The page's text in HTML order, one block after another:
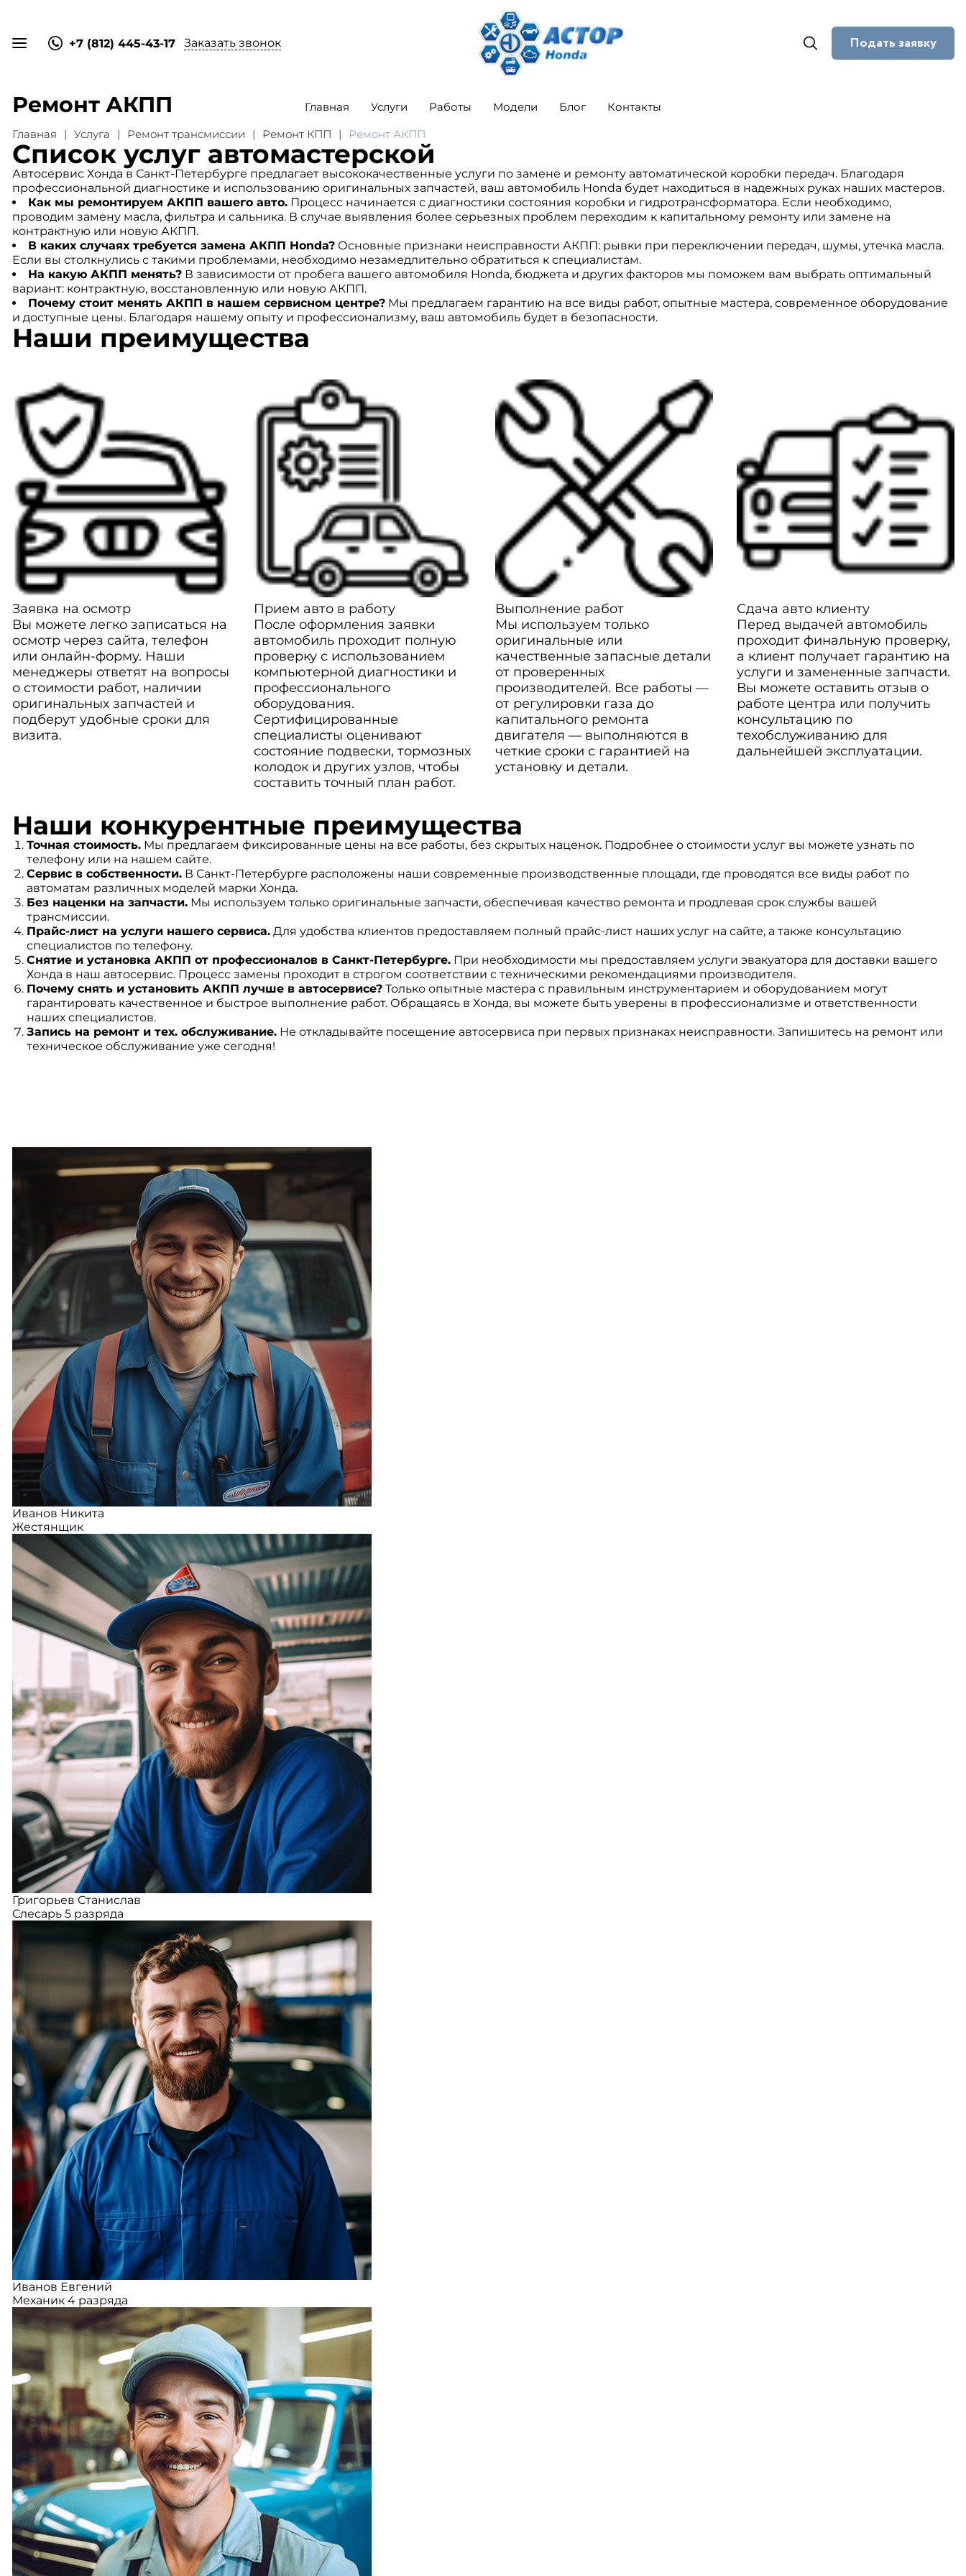
+7 (812) 445-43-17 Заказать звонок Подать заявку
Главная Услуги Работы Модели Блог Контакты
Ремонт АКПП
Главная Услуга Ремонт трансмиссии Ремонт КПП Ремонт АКПП
Список услуг автомастерской
Автосервис Хонда в Санкт-Петербурге предлагает высококачественные услуги по замене и ремонту автоматической коробки передач. Благодаря
профессиональной диагностике и использованию оригинальных запчастей, ваш автомобиль Honda будет находиться в надежных руках наших мастеров.
Как мы ремонтируем АКПП вашего авто.Процесс начинается с диагностики состояния коробки и гидротрансформатора. Если необходимо,
проводим замену масла, фильтра и сальника. В случае выявления более серьезных проблем переходим к капитальному ремонту или замене на
контрактную или новую АКПП.
В каких случаях требуется замена АКПП Honda?Основные признаки неисправности АКПП: рывки при переключении передач, шумы, утечка масла.
Если вы столкнулись с такими проблемами, необходимо незамедлительно обратиться к специалистам.
На какую АКПП менять?В зависимости от пробега вашего автомобиля Honda, бюджета и других факторов мы поможем вам выбрать оптимальный
вариант: контрактную, восстановленную или новую АКПП.
Почему стоит менять АКПП в нашем сервисном центре?Мы предлагаем гарантию на все виды работ, опытные мастера, современное оборудование
и доступные цены. Благодаря нашему опыту и профессионализму, ваш автомобиль будет в безопасности.
Наши преимущества
Заявка на осмотр
Вы можете легко записаться на
осмотр через сайта, телефон
или онлайн-форму. Наши
менеджеры ответят на вопросы
о стоимости работ, наличии
оригинальных запчастей и
подберут удобные сроки для
визита.
Прием авто в работу
После оформления заявки
автомобиль проходит полную
проверку с использованием
компьютерной диагностики и
профессионального
оборудования.
Сертифицированные
специалисты оценивают
состояние подвески, тормозных
колодок и других узлов, чтобы
составить точный план работ.
Выполнение работ
Мы используем только
оригинальные или
качественные запасные детали
от проверенных
производителей. Все работы —
от регулировки газа до
капитального ремонта
двигателя — выполняются в
четкие сроки с гарантией на
установку и детали.
Сдача авто клиенту
Перед выдачей автомобиль
проходит финальную проверку,
а клиент получает гарантию на
услуги и замененные запчасти.
Вы можете оставить отзыв о
работе центра или получить
консультацию по
техобслуживанию для
дальнейшей эксплуатации.
Наши конкурентные преимущества
Точная стоимость.Мы предлагаем фиксированные цены на все работы, без скрытых наценок. Подробнее о стоимости услуг вы можете узнать по
телефону или на нашем сайте.
Сервис в собственности.В Санкт-Петербурге расположены наши современные производственные площади, где проводятся все виды работ по
автоматам различных моделей марки Хонда.
Без наценки на запчасти.Мы используем только оригинальные запчасти, обеспечивая качество ремонта и продлевая срок службы вашей
трансмиссии.
Прайс-лист на услуги нашего сервиса.Для удобства клиентов предоставляем полный прайс-лист наших услуг на сайте, а также консультацию
специалистов по телефону.
Снятие и установка АКПП от профессионалов в Санкт-Петербурге.При необходимости мы предоставляем услуги эвакуатора для доставки вашего
Хонда в наш автосервис. Процесс замены проходит в строгом соответствии с техническими рекомендациями производителя.
Почему снять и установить АКПП лучше в автосервисе?Только опытные мастера с правильным инструментарием и оборудованием могут
гарантировать качественное и быстрое выполнение работ. Обращаясь в Хонда, вы можете быть уверены в профессионализме и ответственности
наших специалистов.
Запись на ремонт и тех. обслуживание.Не откладывайте посещение автосервиса при первых признаках неисправности. Запишитесь на ремонт или
техническое обслуживание уже сегодня!
Иванов Никита
Жестянщик
Григорьев Станислав
Слесарь 5 разряда
Иванов Евгений
Механик 4 разряда